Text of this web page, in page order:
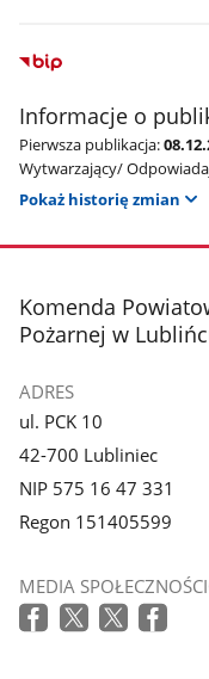
Informacje o
Pierwsza publikacja:
Wytwarzający/
Pokaż historię zmian
stopka
Komenda
Pożarnej w
ADRES
ul. PCK 10
42-700 Lubliniec
NIP 575 16 47 331
Regon 151405599
MEDIA